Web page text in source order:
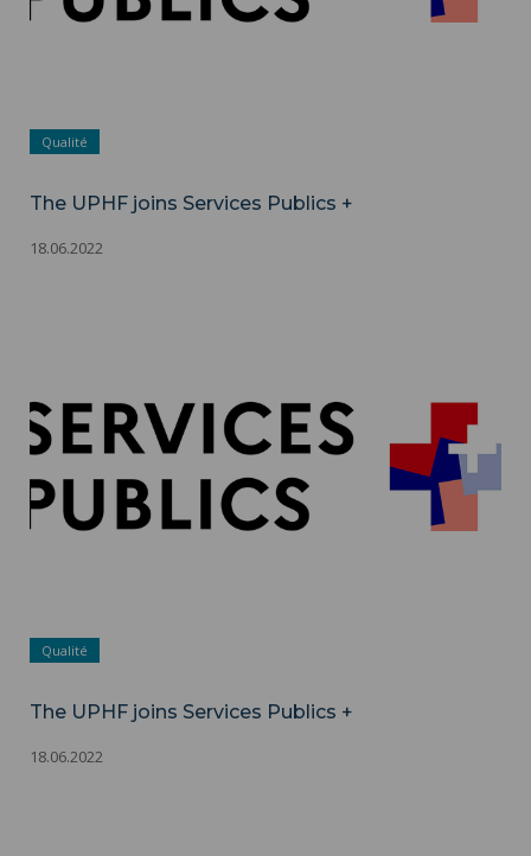
Qualité
The UPHF joins Services Publics +
18.06.2022
Qualité
The UPHF joins Services Publics +
18.06.2022